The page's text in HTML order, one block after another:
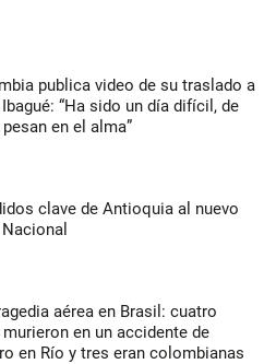
publica video de su traslado a
“Ha sido un día difícil, de
en el alma”
clave de Antioquia al nuevo
aérea en Brasil: cuatro
en un accidente de
en Río y tres eran colombianas